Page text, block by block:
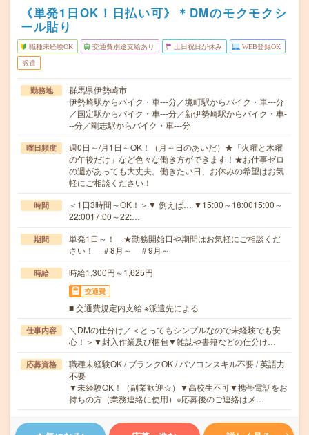
《単発1日OK！日払い可》＊DMのモクモクシ
ール貼り
職種未経験OK 交通費別途支給あり 土日祝日が休み WEB登録OK
派遣
勤務地
群馬県伊勢崎市
伊勢崎駅からバイク・車---分／境町駅からバイク・車---分
／国定駅からバイク・車---分／新伊勢崎駅からバイク・車-
--分／剛志駅からバイク・車---分
曜日頻度
週0日～/月1日～OK！（月～日のあいだ）★「火曜と木曜
の午後だけ」など色々な働き方ができます！★お仕事ゼロ
の週があっても大丈夫。働きたい日、お休みの希望はお気
軽にご相談ください！
時間
＜1日3時間～OK！＞▼ 例えば… ▼15:00～18:0015:00～
22:0017:00～22:…
期間
単発1日～！ ★勤務開始日や期間はお気軽にご相談くだ
さい！ ＃8月～ ＃9月～
時給 時給1,300円～1,625円
交通費
■ 交通費規定内支給 ※派遣先による
仕事内容
＼DMの仕分け／＜とってもシンプルなので未経験でも安
心！＞▼封入作業及び梱包▼雑誌や書籍などの仕分け…
応募資格
職種未経験OK / ブランクOK / パソコンスキル不要 / 英語力
不要
▼未経験OK！（副業歓迎☆）▼高校生不可▼携帯電話をお
持ちの方（業務連絡に使用）※応募後のご連絡はメ…